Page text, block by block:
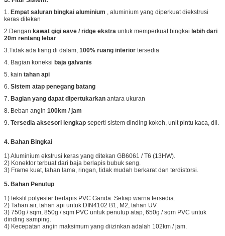
1. Empat saluran bingkai aluminium , aluminium yang diperkuat diekstrusi
keras ditekan
2.Dengan kawat gigi eave / ridge ekstra untuk memperkuat bingkai lebih dari
20m rentang lebar
3.Tidak ada tiang di dalam, 100% ruang interior tersedia
4. Bagian koneksi baja galvanis
5. kain tahan api
6. Sistem atap penegang batang
7. Bagian yang dapat dipertukarkan antara ukuran
8. Beban angin 100km / jam
9. Tersedia aksesori lengkap seperti sistem dinding kokoh, unit pintu kaca, dll.
4. Bahan Bingkai
1) Aluminium ekstrusi keras yang ditekan GB6061 / T6 (13HW).
2) Konektor terbuat dari baja berlapis bubuk seng.
3) Frame kuat, tahan lama, ringan, tidak mudah berkarat dan terdistorsi.
5. Bahan Penutup
1) tekstil polyester berlapis PVC Ganda. Setiap warna tersedia.
2) Tahan air, tahan api untuk DIN4102 B1, M2, tahan UV.
3) 750g / sqm, 850g / sqm PVC untuk penutup atap, 650g / sqm PVC untuk
dinding samping.
4) Kecepatan angin maksimum yang diizinkan adalah 102km / jam.